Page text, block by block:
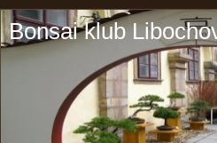
Bonsai klub